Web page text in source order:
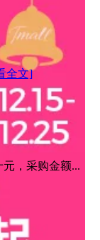
全文]
，采购金额...